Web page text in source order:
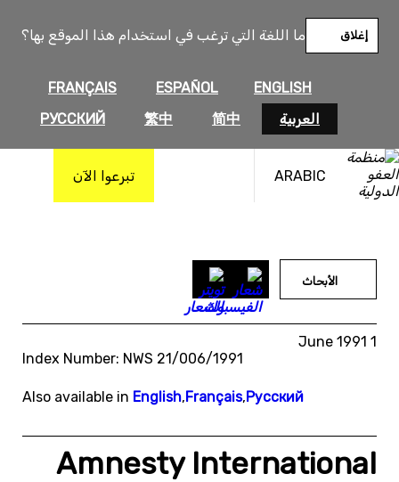
ما اللغة التي ترغب في استخدام هذا الموقع بها؟
ENGLISH
ESPAÑOL
FRANÇAIS
العربية
简中
繁中
РУССКИЙ
إغلاق
ARABIC تبرعوا الآن
المحتوى
الأبحاث
1 June 1991
Index Number: NWS 21/006/1991
Also available in English,Français,Русский
Amnesty International